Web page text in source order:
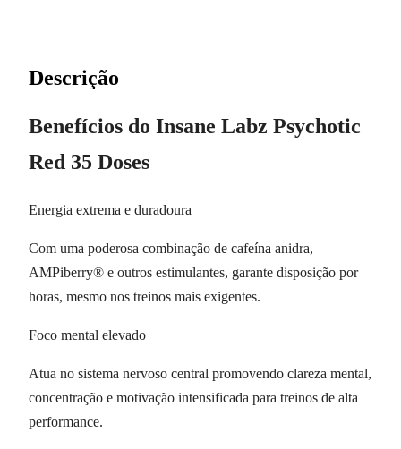
Descrição
Benefícios do Insane Labz Psychotic
Red 35 Doses
Energia extrema e duradoura
Com uma poderosa combinação de cafeína anidra,
AMPiberry® e outros estimulantes, garante disposição por
horas, mesmo nos treinos mais exigentes.
Foco mental elevado
Atua no sistema nervoso central promovendo clareza mental,
concentração e motivação intensificada para treinos de alta
performance.